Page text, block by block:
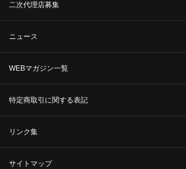
二次代理店募集
ニュース
WEBマガジン一覧
特定商取引に関する表記
リンク集
サイトマップ